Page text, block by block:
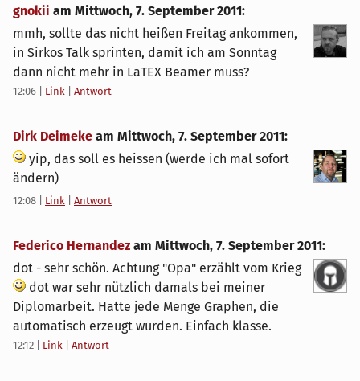
gnokii am Mittwoch, 7. September 2011:
mmh, sollte das nicht heißen Freitag ankommen,
in Sirkos Talk sprinten, damit ich am Sonntag
dann nicht mehr in LaTEX Beamer muss?
12:06 Link Antwort
Dirk Deimeke am Mittwoch, 7. September 2011:
yip, das soll es heissen (werde ich mal sofort
ändern)
12:08 Link Antwort
Federico Hernandez am Mittwoch, 7. September 2011:
dot - sehr schön. Achtung "Opa" erzählt vom Krieg
dot war sehr nützlich damals bei meiner
Diplomarbeit. Hatte jede Menge Graphen, die
automatisch erzeugt wurden. Einfach klasse.
12:12 Link Antwort